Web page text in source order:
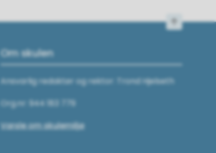
Om skulen
Ansvarlig redaktør og rektor: Trond Hjelseth
Org.nr: 944 183 779
Varsle om skulemiljø
Til toppen